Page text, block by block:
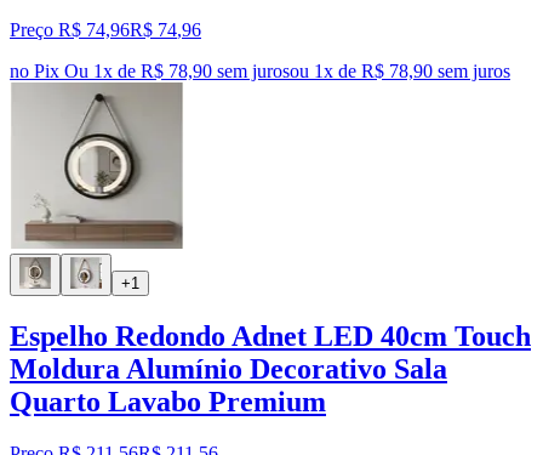
Preço R$ 74,96R$ 74,96
no Pix Ou 1x de R$ 78,90 sem jurosou 1x de R$ 78,90 sem juros
+1
Espelho Redondo Adnet LED 40cm Touch
Moldura Alumínio Decorativo Sala
Quarto Lavabo Premium